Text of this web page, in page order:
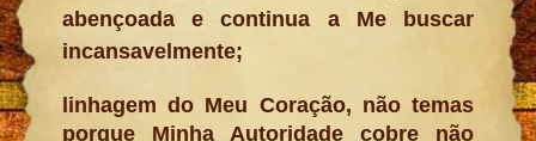
abençoada e continua a Me buscar
incansavelmente;
linhagem do Meu Coração, não temas
porque Minha Autoridade cobre não